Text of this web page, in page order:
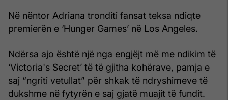
Në nëntor Adriana tronditi fansat teksa ndiqte
premierën e ‘Hunger Games’ në Los Angeles.
Ndërsa ajo është një nga engjëjt më me ndikim të
‘Victoria's Secret’ të të gjitha kohërave, pamja e
saj “ngriti vetullat” për shkak të ndryshimeve të
dukshme në fytyrën e saj gjatë muajit të fundit.